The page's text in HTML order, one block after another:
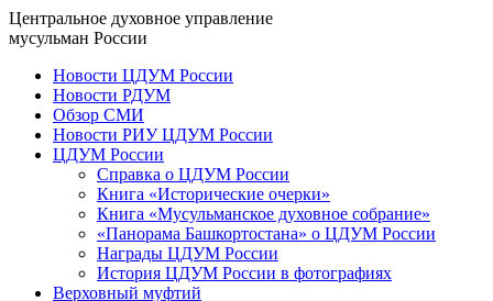
Центральное духовное управление
мусульман России
Новости ЦДУМ России
Новости РДУМ
Обзор СМИ
Новости РИУ ЦДУМ России
ЦДУМ России
Справка о ЦДУМ России
Книга «Исторические очерки»
Книга «Мусульманское духовное собрание»
«Панорама Башкортостана» о ЦДУМ России
Награды ЦДУМ России
История ЦДУМ России в фотографиях
Верховный муфтий